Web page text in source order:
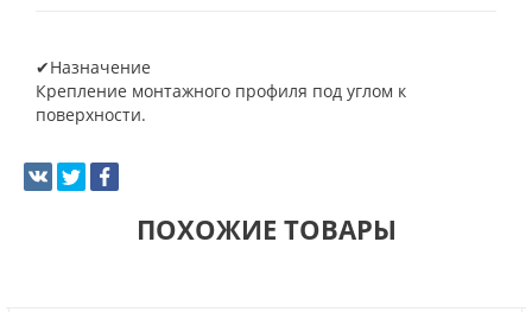
✔Назначение
Крепление монтажного профиля под углом к
поверхности.
ПОХОЖИЕ ТОВАРЫ